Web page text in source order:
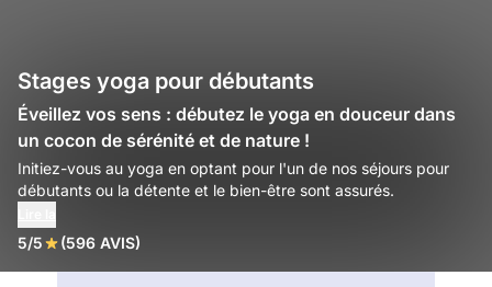
Stages yoga pour débutants
Éveillez vos sens : débutez le yoga en douceur dans
un cocon de sérénité et de nature !
Initiez-vous au yoga en optant pour l'un de nos séjours pour
débutants ou la détente et le bien-être sont assurés.
5/5 (596 AVIS)